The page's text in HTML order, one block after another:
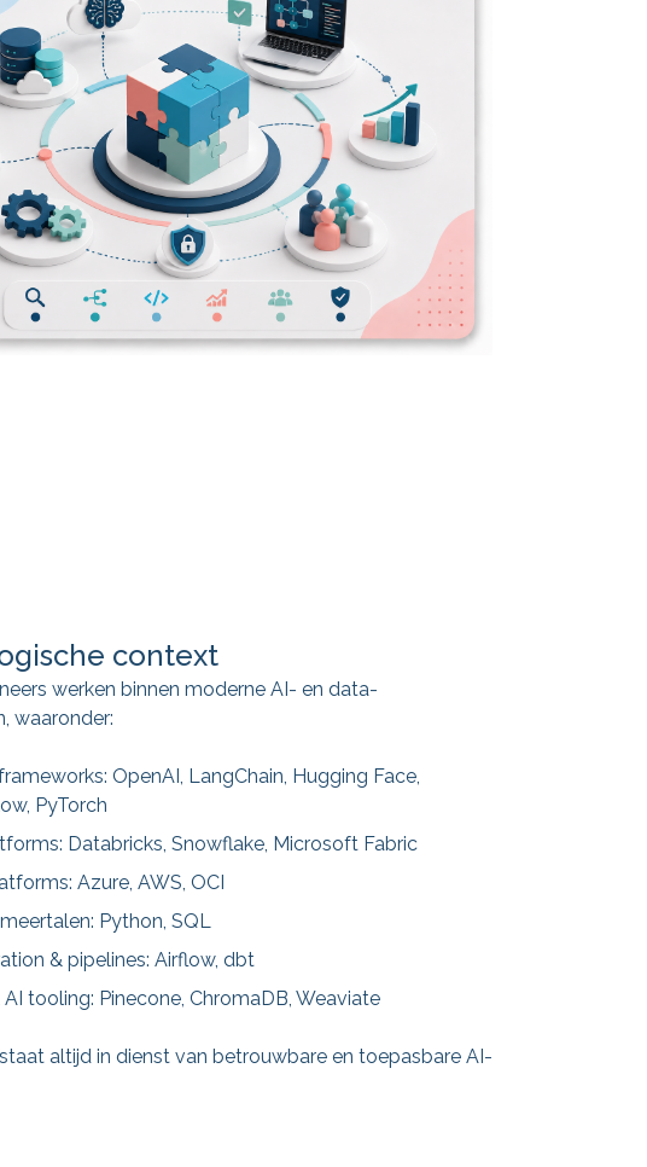
context
werken binnen moderne AI- en data-
waaronder:
OpenAI, LangChain, Hugging Face,
PyTorch
Databricks, Snowflake, Microsoft Fabric
Azure, AWS, OCI
Python, SQL
& pipelines: Airflow, dbt
tooling: Pinecone, ChromaDB, Weaviate
altijd in dienst van betrouwbare en toepasbare AI-